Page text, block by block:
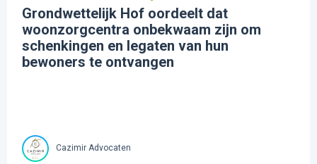
Grondwettelijk Hof oordeelt dat
woonzorgcentra onbekwaam zijn om
schenkingen en legaten van hun
bewoners te ontvangen
Cazimir Advocaten